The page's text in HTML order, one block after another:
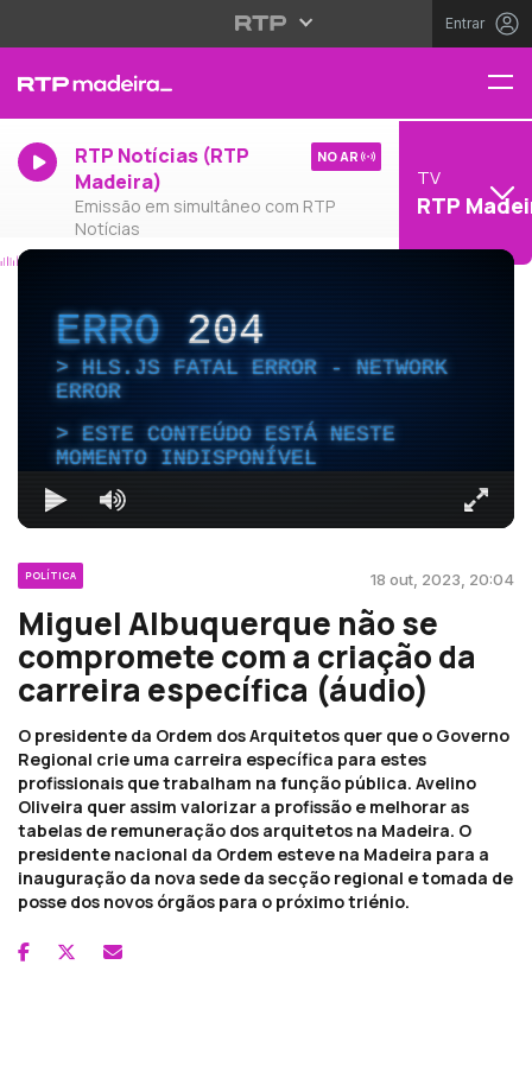
Entrar
RTP Notícias (RTP
Madeira)
Emissão em simultâneo com RTP
Notícias
NO AR
TV
RTP
ERRO204
HLS.JS FATAL ERROR - NETWORK
ERROR
ESTE CONTEÚDO ESTÁ NESTE
MOMENTO INDISPONÍVEL
POLÍTICA 18 out, 2023, 20:04
Miguel Albuquerque não se
compromete com a criação da
carreira específica (áudio)
O presidente da Ordem dos Arquitetos quer que o Governo
Regional crie uma carreira específica para estes
profissionais que trabalham na função pública. Avelino
Oliveira quer assim valorizar a profissão e melhorar as
tabelas de remuneração dos arquitetos na Madeira. O
presidente nacional da Ordem esteve na Madeira para a
inauguração da nova sede da secção regional e tomada de
posse dos novos órgãos para o próximo triénio.